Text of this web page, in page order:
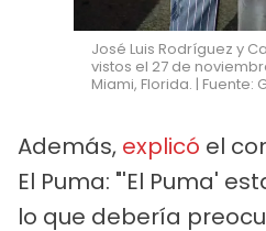
José Luis Rodríguez y
vistos el 27 de
Miami, Florida. | Fuente:
Además, explicó el
El Puma: "'El Puma'
lo que debería